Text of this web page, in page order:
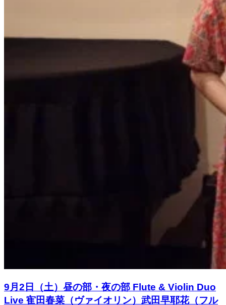
9月2日（土）昼の部・夜の部 Flute & Violin Duo
Live 寉田春菜（ヴァイオリン）武田早耶花（フル